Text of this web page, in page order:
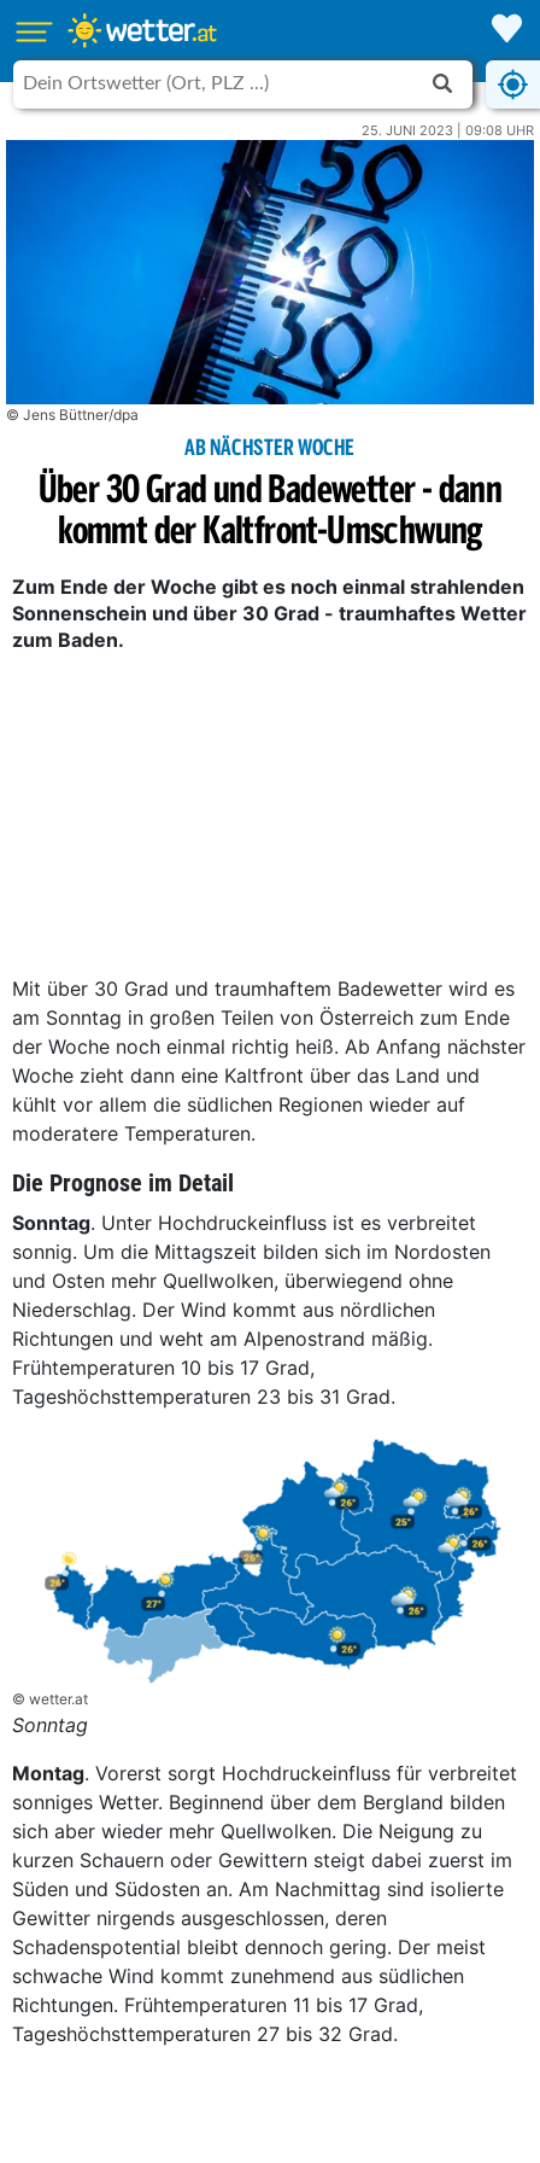
25. JUNI 2023 | 09:08 UHR
© Jens Büttner/dpa
AB NÄCHSTER WOCHE
Über 30 Grad und Badewetter - dann
kommt der Kaltfront-Umschwung
Zum Ende der Woche gibt es noch einmal strahlenden
Sonnenschein und über 30 Grad - traumhaftes Wetter
zum Baden.
Mit über 30 Grad und traumhaftem Badewetter wird es
am Sonntag in großen Teilen von Österreich zum Ende
der Woche noch einmal richtig heiß. Ab Anfang nächster
Woche zieht dann eine Kaltfront über das Land und
kühlt vor allem die südlichen Regionen wieder auf
moderatere Temperaturen.
Die Prognose im Detail
Sonntag. Unter Hochdruckeinfluss ist es verbreitet
sonnig. Um die Mittagszeit bilden sich im Nordosten
und Osten mehr Quellwolken, überwiegend ohne
Niederschlag. Der Wind kommt aus nördlichen
Richtungen und weht am Alpenostrand mäßig.
Frühtemperaturen 10 bis 17 Grad,
Tageshöchsttemperaturen 23 bis 31 Grad.
© wetter.at
Sonntag
Montag. Vorerst sorgt Hochdruckeinfluss für verbreitet
sonniges Wetter. Beginnend über dem Bergland bilden
sich aber wieder mehr Quellwolken. Die Neigung zu
kurzen Schauern oder Gewittern steigt dabei zuerst im
Süden und Südosten an. Am Nachmittag sind isolierte
Gewitter nirgends ausgeschlossen, deren
Schadenspotential bleibt dennoch gering. Der meist
schwache Wind kommt zunehmend aus südlichen
Richtungen. Frühtemperaturen 11 bis 17 Grad,
Tageshöchsttemperaturen 27 bis 32 Grad.